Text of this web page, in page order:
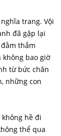
trang. Vội
đã gặp lại
thắm
bao giờ
từ bức chân
những con
hề đi
thể qua